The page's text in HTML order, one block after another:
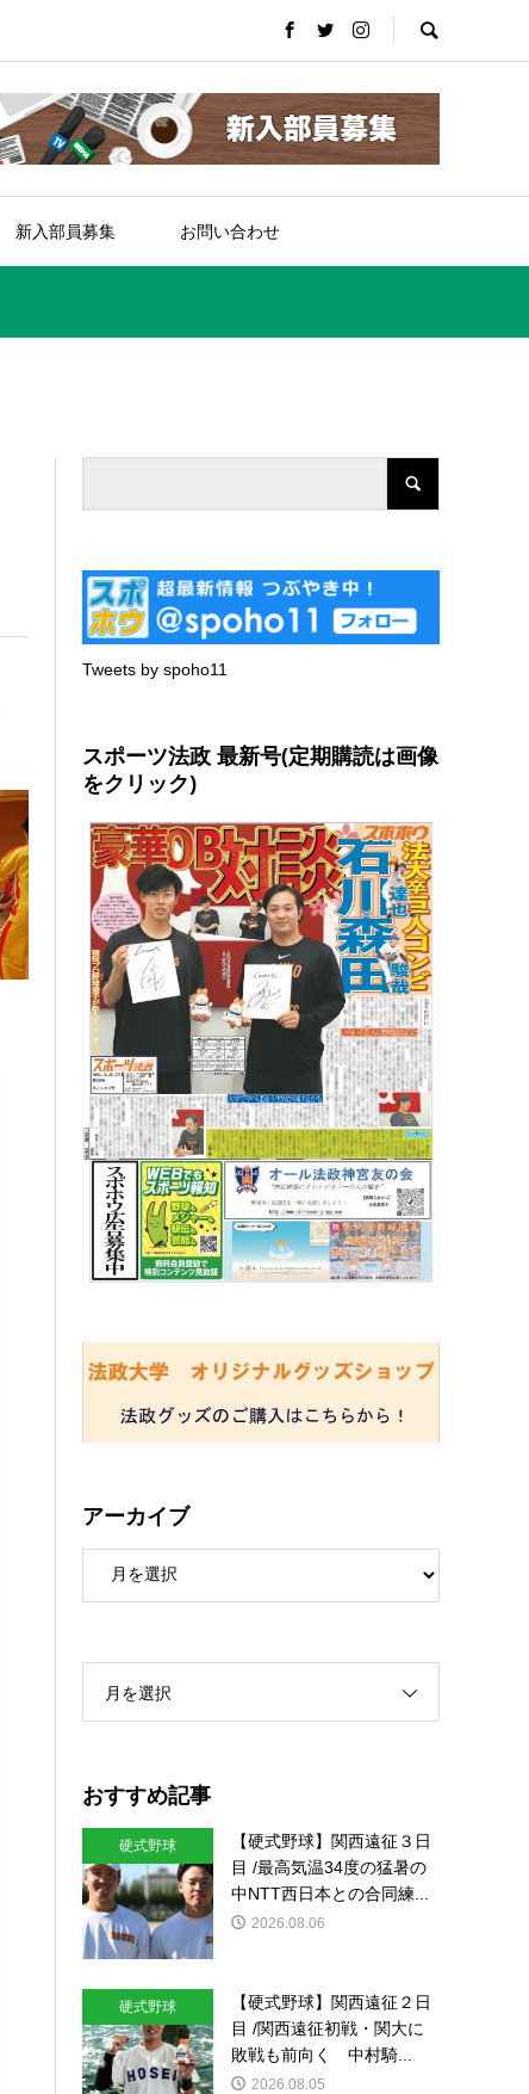
新入部員募集 お問い合わせ
Tweets by spoho11
スポーツ法政 最新号(定期購読は画像
をクリック)
アーカイブ
月を選択
おすすめ記事
硬式野球
【硬式野球】関西遠征３日
目 /最高気温34度の猛暑の
中NTT西日本との合同練...
2026.08.06
硬式野球
【硬式野球】関西遠征２日
目 /関西遠征初戦・関大に
敗戦も前向く 中村騎...
2026.08.05